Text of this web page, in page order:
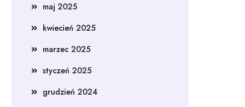
maj 2025
kwiecień 2025
marzec 2025
styczeń 2025
grudzień 2024